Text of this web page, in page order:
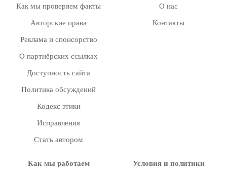
Как мы проверяем факты
Авторские права
Реклама и спонсорство
О партнёрских ссылках
Доступность сайта
Политика обсуждений
Кодекс этики
Исправления
Стать автором
О нас
Контакты
Как мы работаем Условия и политики